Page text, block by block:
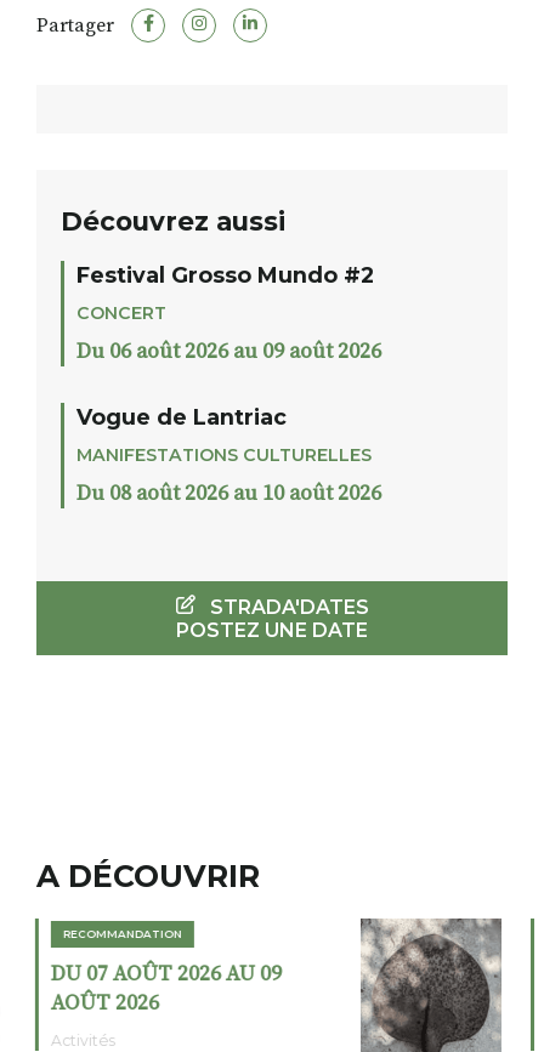
Partager
Découvrez aussi
Festival Grosso Mundo #2
CONCERT
Du 06 août 2026 au 09 août 2026
Vogue de Lantriac
MANIFESTATIONS CULTURELLES
Du 08 août 2026 au 10 août 2026
STRADA'DATES
POSTEZ UNE DATE
A DÉCOUVRIR
DU 02 AOÛT 2026 AU 23